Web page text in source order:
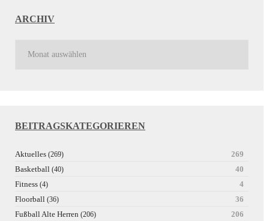
ARCHIV
BEITRAGSKATEGORIEREN
Aktuelles (269)
269
Basketball (40)
40
Fitness (4)
4
Floorball (36)
36
Fußball Alte Herren (206)
206